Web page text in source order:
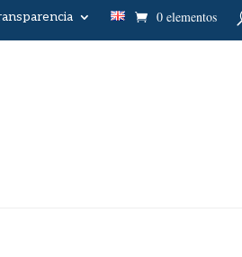
0 elementos